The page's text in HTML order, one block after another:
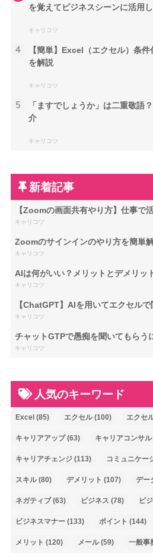
を覚えてビジネスシーンに活用
キャリコツ
4
【簡単】Excel（エクセル）条
を解説
キャリコツ
5
「ますでしょうか」は二重敬語
介
キャリコツ
新着記事
【Zoomの画面共有やり方】仕事で
キャリコツ
Zoomのサインインのやり方を簡単
キャリコツ
AIは何がいい？メリットとデメリッ
キャリコツ
【ChatGPT】AIを用いてエクセル
キャリコツ
チャットGTPで愚痴を聞いてもらう
キャリコツ
人気のキーワード
Excel (85) エクセル(100) エクセ
キャリアアップ(63) キャリアコンサル
キャリアチェンジ(113) コミュニケー
スキル(80) デメリット (107) デー
ネガティブ(63) ビジネス (78) ビ
ビジネスマナー(133) ポイント (144)
メリット (120) メール(59) 一般事